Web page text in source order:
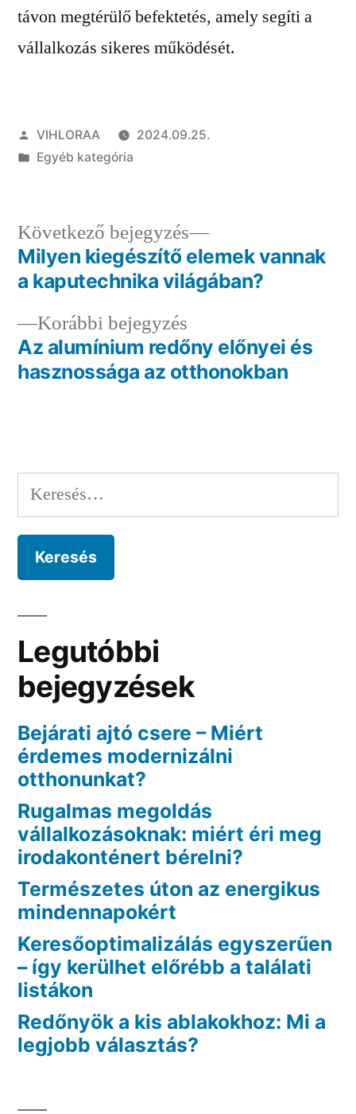
távon megtérülő befektetés, amely segíti a
vállalkozás sikeres működését.
Szerző:
VIHLORAA
2024.09.25.
Kategória:
Egyéb kategória
Bejegyzés
navigáció
Korábbi bejegyzés
bejegyzés:
Az alumínium redőny előnyei és
hasznossága az otthonokban
Következő bejegyzés
Következő
bejegyzés:
Milyen kiegészítő elemek vannak
a kaputechnika világában?
Keresés:
Legutóbbi
bejegyzések
Bejárati ajtó csere – Miért
érdemes modernizálni
otthonunkat?
Rugalmas megoldás
vállalkozásoknak: miért éri meg
irodakonténert bérelni?
Természetes úton az energikus
mindennapokért
Keresőoptimalizálás egyszerűen
– így kerülhet előrébb a találati
listákon
Redőnyök a kis ablakokhoz: Mi a
legjobb választás?